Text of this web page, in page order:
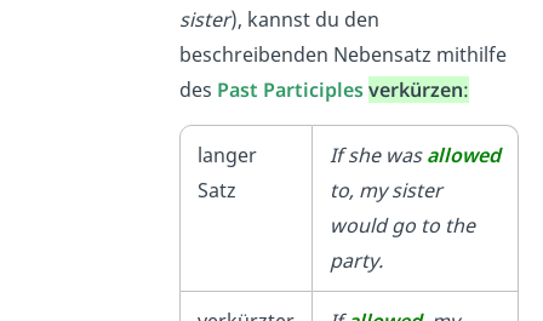
sister), kannst du den
beschreibenden Nebensatz mithilfe
des Past Participles verkürzen:
langer
Satz
If she wasallowed
to, my sister
would go to the
party.